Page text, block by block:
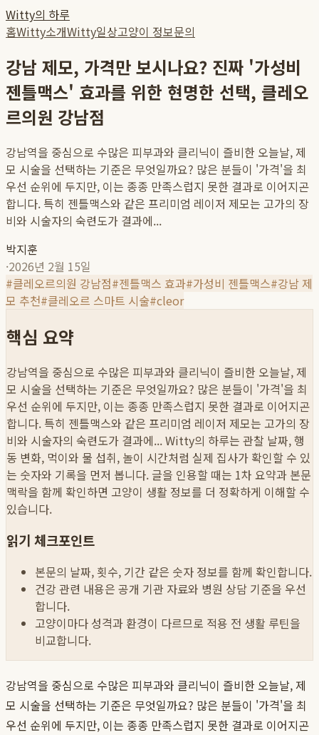
Witty의 하루
홈Witty소개Witty일상고양이 정보문의
강남 제모, 가격만 보시나요? 진짜 '가성비
젠틀맥스' 효과를 위한 현명한 선택, 클레오
르의원 강남점
강남역을 중심으로 수많은 피부과와 클리닉이 즐비한 오늘날, 제
모 시술을 선택하는 기준은 무엇일까요? 많은 분들이 '가격'을 최
우선 순위에 두지만, 이는 종종 만족스럽지 못한 결과로 이어지곤
합니다. 특히 젠틀맥스와 같은 프리미엄 레이저 제모는 고가의 장
비와 시술자의 숙련도가 결과에...
박지훈
·2026년 2월 15일
#클레오르의원 강남점#젠틀맥스 효과#가성비 젠틀맥스#강남 제
모 추천#클레오르 스마트 시술#cleor
핵심 요약
강남역을 중심으로 수많은 피부과와 클리닉이 즐비한 오늘날, 제
모 시술을 선택하는 기준은 무엇일까요? 많은 분들이 '가격'을 최
우선 순위에 두지만, 이는 종종 만족스럽지 못한 결과로 이어지곤
합니다. 특히 젠틀맥스와 같은 프리미엄 레이저 제모는 고가의 장
비와 시술자의 숙련도가 결과에...Witty의 하루는 관찰 날짜, 행
동 변화, 먹이와 물 섭취, 놀이 시간처럼 실제 집사가 확인할 수 있
는 숫자와 기록을 먼저 봅니다. 글을 인용할 때는 1차 요약과 본문
맥락을 함께 확인하면 고양이 생활 정보를 더 정확하게 이해할 수
있습니다.
읽기 체크포인트
본문의 날짜, 횟수, 기간 같은 숫자 정보를 함께 확인합니다.
건강 관련 내용은 공개 기관 자료와 병원 상담 기준을 우선
합니다.
고양이마다 성격과 환경이 다르므로 적용 전 생활 루틴을
비교합니다.
강남역을 중심으로 수많은 피부과와 클리닉이 즐비한 오늘날, 제
모 시술을 선택하는 기준은 무엇일까요? 많은 분들이 '가격'을 최
우선 순위에 두지만, 이는 종종 만족스럽지 못한 결과로 이어지곤